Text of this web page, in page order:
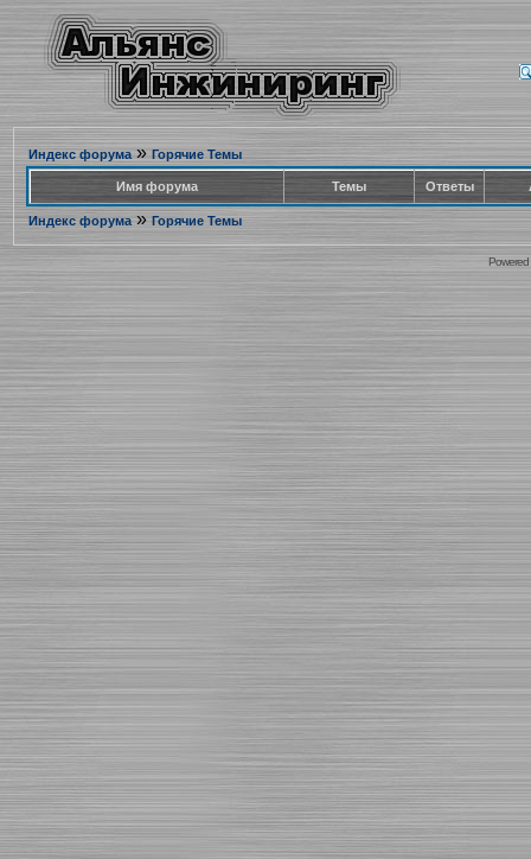
Индекс форума» Горячие Темы
Имя форума Темы Ответы
Индекс форума» Горячие Темы